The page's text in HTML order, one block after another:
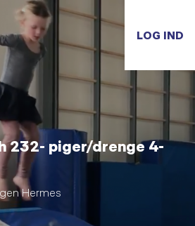
LOG IND
232- piger/drenge 4-
Hermes